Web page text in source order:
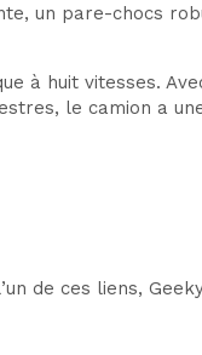
un pare-chocs
à huit vitesses.
le camion a
de ces liens,